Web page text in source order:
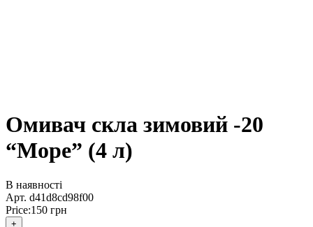
Омивач скла зимовий -20
“Море” (4 л)
В наявності
Арт. d41d8cd98f00
Price:150 грн
+